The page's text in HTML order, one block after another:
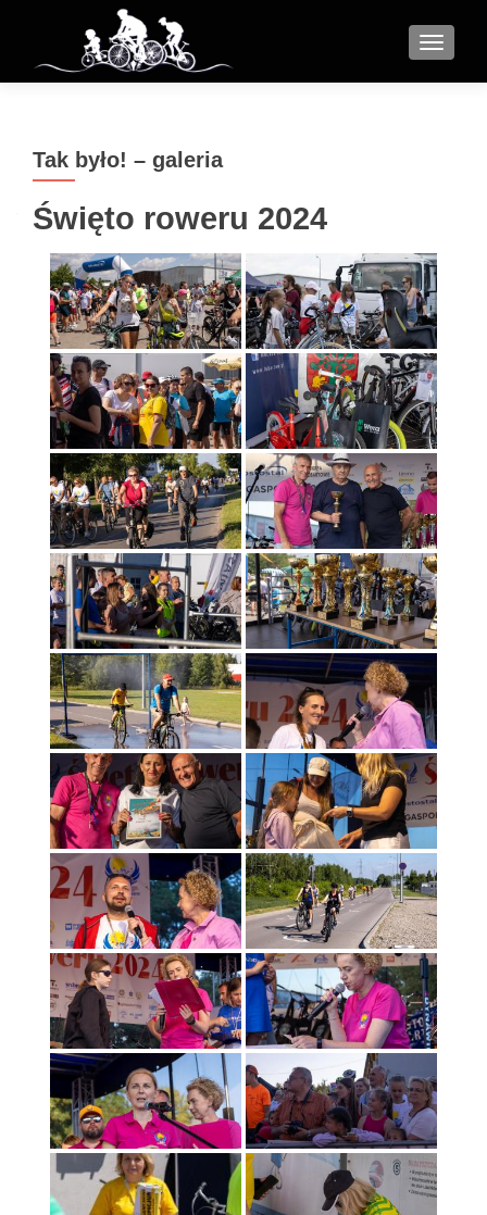
MENU
Tak było! – galeria
Święto roweru 2024